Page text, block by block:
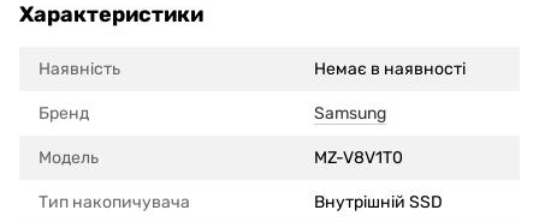
Характеристики
Наявність Немає в наявності
Бренд Samsung
Модель MZ-V8V1T0
Тип накопичувача Внутрішній SSD